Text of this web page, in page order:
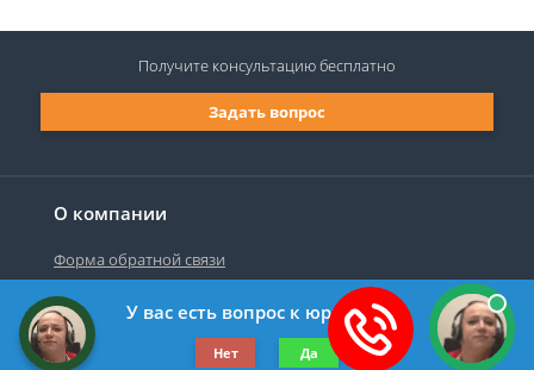
О компании
Форма обратной связи
©2019-2026 Все права защищены.
Задать вопрос
Получите консультациюбесплатно
У вас есть вопрос к юристу?
Нет Да